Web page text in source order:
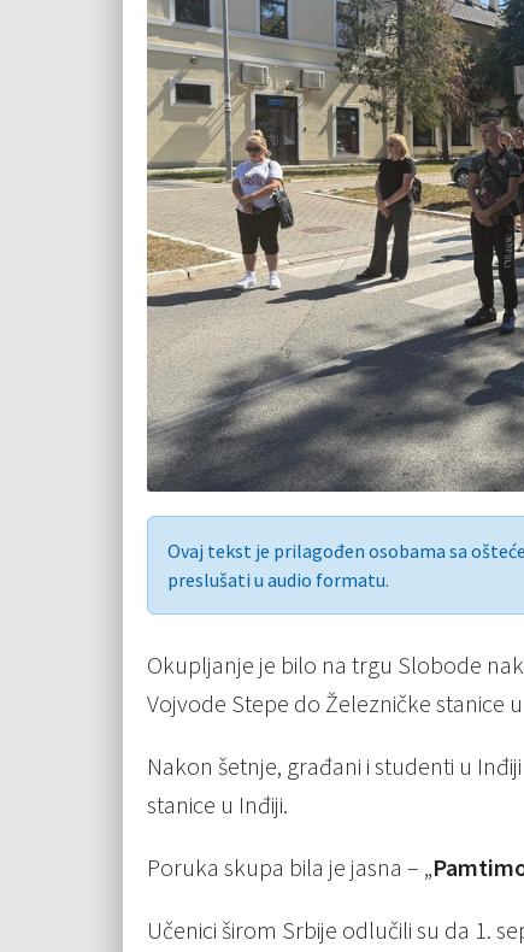
Ovaj tekst je prilagođen osobama sa
preslušati u audio formatu.
Okupljanje je bilo na trgu Slobode
Vojvode Stepe do Železničke stanice
Nakon šetnje, građani i studenti u
stanice u Inđiji.
Poruka skupa bila je jasna – „
Učenici širom Srbije odlučili su da 1.